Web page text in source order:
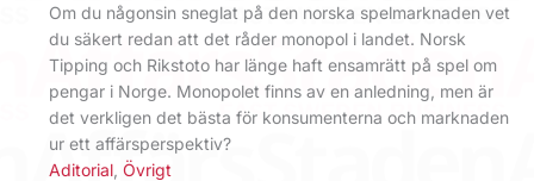
Om du någonsin sneglat på den norska spelmarknaden vet
du säkert redan att det råder monopol i landet. Norsk
Tipping och Rikstoto har länge haft ensamrätt på spel om
pengar i Norge. Monopolet finns av en anledning, men är
det verkligen det bästa för konsumenterna och marknaden
ur ett affärsperspektiv?
Aditorial Övrigt